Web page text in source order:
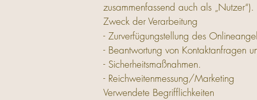
zusammenfassend auch als „Nutzer“).
Zweck der Verarbeitung
- Zurverfügungstellung des
- Beantwortung von Kontaktanfragen
- Sicherheitsmaßnahmen.
- Reichweitenmessung/Marketing
Verwendete Begrifflichkeiten